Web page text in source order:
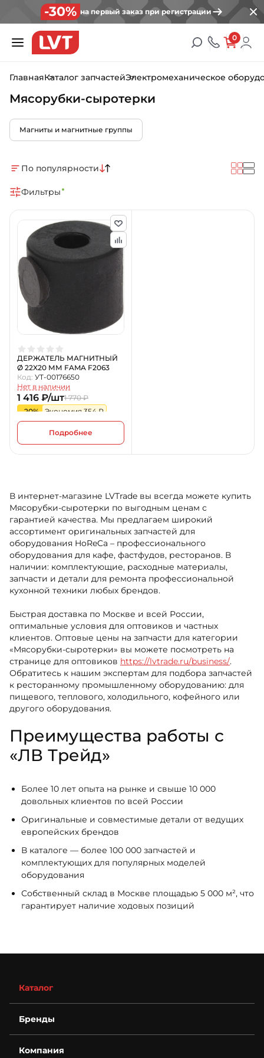
-30% на первый заказ при регистрации
0
ГлавнаяКаталог запчастейЭлектромеханическое
Мясорубки-сыротерки
Магниты и магнитные группы
По популярности
Фильтры
ДЕРЖАТЕЛЬ МАГНИТНЫЙ
Ø 22X20 ММ FAMA F2063
Код: УТ-00176650
Нет в наличии
1 416 ₽/шт1 770 ₽
-20%
Экономия 354 ₽
Подробнее
В интернет-магазине LVTrade вы всегда можете купить
Мясорубки-сыротерки по выгодным ценам с
гарантией качества. Мы предлагаем широкий
ассортимент оригинальных запчастей для
оборудования HoReCa – профессионального
оборудования для кафе, фастфудов, ресторанов. В
наличии: комплектующие, расходные материалы,
запчасти и детали для ремонта профессиональной
кухонной техники любых брендов.
Быстрая доставка по Москве и всей России,
оптимальные условия для оптовиков и частных
клиентов. Оптовые цены на запчасти для категории
«Мясорубки-сыротерки» вы можете посмотреть на
странице для оптовиков https://lvtrade.ru/business/.
Обратитесь к нашим экспертам для подбора запчастей
к ресторанному промышленному оборудованию: для
пищевого, теплового, холодильного, кофейного или
другого оборудования.
Преимущества работы с
«ЛВ Трейд»
Более 10 лет опыта на рынке и свыше 10 000
довольных клиентов по всей России
Оригинальные и совместимые детали от ведущих
европейских брендов
В каталоге — более 100 000 запчастей и
комплектующих для популярных моделей
оборудования
Собственный склад в Москве площадью 5 000 м², что
гарантирует наличие ходовых позиций
Каталог
Бренды
Компания